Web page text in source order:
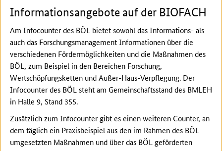
Informationsangebote auf der BIOFACH
Am Infocounter des BÖL bietet sowohl das Informations- als
auch das Forschungsmanagement Informationen über die
verschiedenen Fördermöglichkeiten und die Maßnahmen des
BÖL, zum Beispiel in den Bereichen Forschung,
Wertschöpfungsketten und Außer-Haus-Verpflegung. Der
Infocounter des BÖL steht am Gemeinschaftsstand des BMLEH
in Halle 9, Stand 355.
Zusätzlich zum Infocounter gibt es einen weiteren Counter, an
dem täglich ein Praxisbeispiel aus den im Rahmen des BÖL
umgesetzten Maßnahmen und über das BÖL geförderten